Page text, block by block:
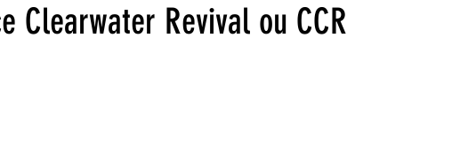
Clearwater Revival ou CCR